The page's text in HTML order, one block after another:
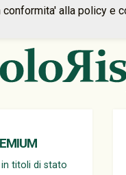
in titoli di stato
alla policy e